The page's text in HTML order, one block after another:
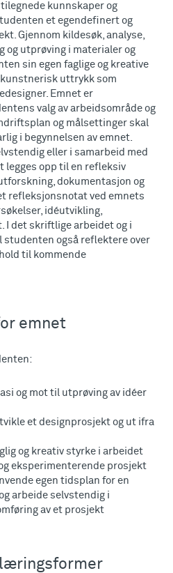
kunnskaper og
et egendefinert og
Gjennom kildesøk, analyse,
og utprøving i materialer og
sin egen faglige og kreative
uttrykk som
Emnet er
valg av arbeidsområde og
og målsettinger skal
i begynnelsen av emnet.
eller i samarbeid med
legges opp til en refleksiv
dokumentasjon og
refleksjonsnotat ved emnets
idéutvikling,
I det skriftlige arbeidet og i
også reflektere over
til kommende
emnet
og mot til utprøving av idéer
et designprosjekt og ut ifra
og kreativ styrke i arbeidet
eksperimenterende prosjekt
egen tidsplan for en
arbeide selvstendig i
av et prosjekt
læringsformer